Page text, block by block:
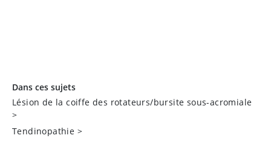
Dans ces sujets
Lésion de la coiffe des rotateurs/bursite sous-acromiale
>
Tendinopathie >